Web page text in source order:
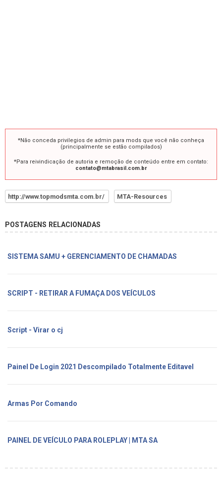
*Não conceda privilegios de admin para mods que você não conheça
(principalmente se estão compilados)
*Para reivindicação de autoria e remoção de conteúdo entre em contato:
contato@mtabrasil.com.br
http://www.topmodsmta.com.br/ MTA-Resources
POSTAGENS RELACIONADAS
SISTEMA SAMU + GERENCIAMENTO DE CHAMADAS
SCRIPT - RETIRAR A FUMAÇA DOS VEÍCULOS
Script - Virar o cj
Painel De Login 2021 Descompilado Totalmente Editavel
Armas Por Comando
PAINEL DE VEÍCULO PARA ROLEPLAY | MTA SA